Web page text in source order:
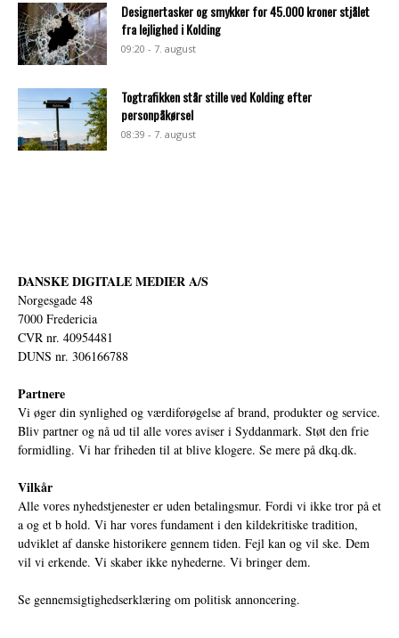
Designertasker og smykker for 45.000 kroner stjålet
fra lejlighed i Kolding
09:20 - 7. august
Togtrafikken står stille ved Kolding efter
personpåkørsel
08:39 - 7. august
DANSKE DIGITALE MEDIER A/S
Norgesgade 48
7000 Fredericia
CVR nr. 40954481
DUNS nr. 306166788
Partnere
Vi øger din synlighed og værdiforøgelse af brand, produkter og service.
Bliv partner og nå ud til alle vores aviser i Syddanmark. Støt den frie
formidling. Vi har friheden til at blive klogere. Se mere på dkq.dk.
Vilkår
Alle vores nyhedstjenester er uden betalingsmur. Fordi vi ikke tror på et
a og et b hold. Vi har vores fundament i den kildekritiske tradition,
udviklet af danske historikere gennem tiden. Fejl kan og vil ske. Dem
vil vi erkende. Vi skaber ikke nyhederne. Vi bringer dem.
Se gennemsigtighedserklæring om politisk annoncering.